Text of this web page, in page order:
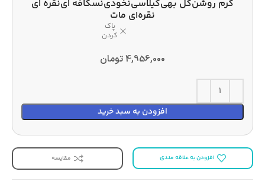
کرم روشنگل بهیگیلاسینخودینسکافه اینقره ای
نقره‌ای مات
پاک
کردن
4,956,000تومان
افزودن به سبد خرید
افزودن به علاقه مندی مقایسه